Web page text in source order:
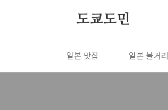
도쿄도민
일본 맛집 일본 볼거리